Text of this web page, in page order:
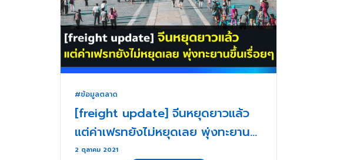
#ข้อมูลตลาด
[freight update] จีนหยุดยาวแล้ว
แต่ค่าเฟรทยังไม่หยุดเลย พุ่งทะยาน
ขึ้นเรื่อยๆ . . .
2 ตุลาคม 2021